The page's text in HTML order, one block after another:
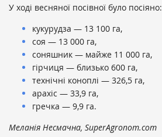
У ході весняної посівної було посіяно:
кукурудза — 13 100 га,
соя — 13 000 га,
соняшник — майже 11 000 га,
гірчиця — близько 600 га,
технічні коноплі — 326,5 га,
арахіс — 33,9 га,
гречка — 9,9 га.
Меланія Несмачна, SuperAgronom.com